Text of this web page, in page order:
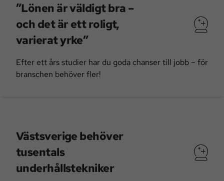
”Lönen är väldigt bra –
och det är ett roligt,
varierat yrke”
Efter ett års studier har du goda chanser till jobb – för
branschen behöver fler!
Västsverige behöver
tusentals
underhållstekniker